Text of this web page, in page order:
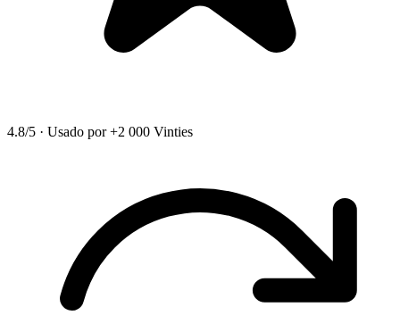
4.8/5 · Usado por +2 000 Vinties